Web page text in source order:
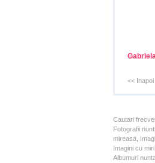
<< Inapoi
Cautari
Fotografii
mireasa,
Imagini cu
Albumuri